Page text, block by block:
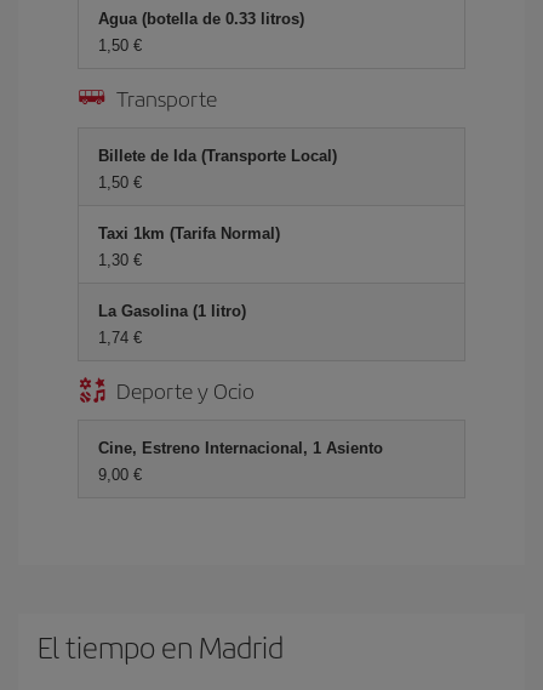
Agua (botella de 0.33 litros)
1,50 €
Transporte
Billete de Ida (Transporte Local)
1,50 €
Taxi 1km (Tarifa Normal)
1,30 €
La Gasolina (1 litro)
1,74 €
Deporte y Ocio
Cine, Estreno Internacional, 1 Asiento
9,00 €
El tiempo en Madrid